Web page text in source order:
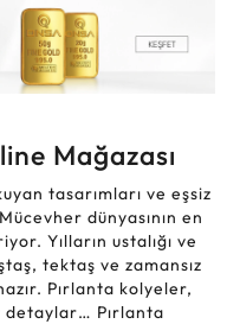
Mağazası
tasarımları ve eşsiz
dünyasının en
Yılların ustalığı ve
tektaş ve zamansız
Pırlanta kolyeler,
detaylar… Pırlanta